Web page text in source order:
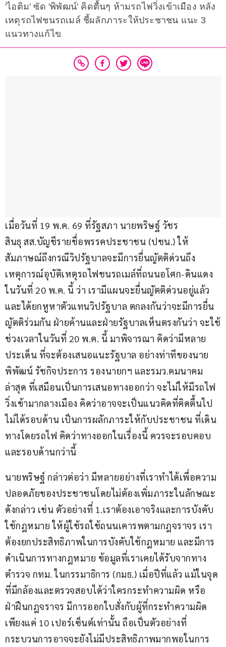
'ไอติม' ซัด 'พิพัฒน์' คิดตื้นๆ ห้ามรถไฟวิ่งเข้าเมือง หลัง
เหตุรถไฟชนรถเมล์ ชี้ผลักภาระให้ประชาชน แนะ 3
แนวทางแก้ไข
เมื่อวันที่ 19 พ.ค. 69 ที่รัฐสภา นายพริษฐ์ วัชร
สินธุ สส.บัญชีรายชื่อพรรคประชาชน (ปชน.) ให้
สัมภาษณ์ถึงกรณีวิปรัฐบาลจะมีการยื่นญัตติด่วนถึง
เหตุการณ์อุบัติเหตุรถไฟชนรถเมล์ที่ถนนอโศก-ดินแดง
ในวันที่ 20 พ.ค. นี้ ว่า เรามีแผนจะยื่นญัตติด่วนอยู่แล้ว
และได้ยกหูหาตัวแทนวิปรัฐบาล ตกลงกันว่าจะมีการยื่น
ญัตติร่วมกัน ฝ่ายค้านและฝ่ายรัฐบาลเห็นตรงกันว่า จะใช้
ช่วงเวลาในวันที่ 20 พ.ค. นี้ มาพิจารณา คิดว่ามีหลาย
ประเด็น ที่จะต้องเสนอแนะรัฐบาล อย่างท่าทีของนาย
พิพัฒน์ รัชกิจประการ รองนายกฯ และรมว.คมนาคม
ล่าสุด ที่เสมือนเป็นการเสนอทางออกว่า จะไม่ให้มีรถไฟ
วิ่งเข้ามากลางเมือง คิดว่าอาจจะเป็นแนวคิดที่คิดตื้นไป
ไม่ได้รอบด้าน เป็นการผลักภาระให้กับประชาชน ที่เดิน
ทางโดยรถไฟ คิดว่าทางออกในเรื่องนี้ ควรจะรอบคอบ
และรอบด้านกว่านี้
นายพริษฐ์ กล่าวต่อว่า มีหลายอย่างที่เราทำได้เพื่อความ
ปลอดภัยของประชาชนโดยไม่ต้องเพิ่มภาระในลักษณะ
ดังกล่าว เช่น ตัวอย่างที่ 1.เราต้องเอาจริงและการบังคับ
ใช้กฎหมาย ให้ผู้ใช้รถใช้ถนนเคารพตามกฎจราจร เรา
ต้องยกประสิทธิภาพในการบังคับใช้กฎหมาย และมีการ
ดำเนินการทางกฎหมาย ข้อมูลที่เราเคยได้รับจากทาง
ตำรวจ กทม. ในกรรมาธิการ (กมธ.) เมื่อปีที่แล้ว แม้ในจุด
ที่มีกล้องและตรวจสอบได้ว่าใครกระทำความผิด หรือ
ฝ่าฝืนกฎจราจร มีการออกใบสั่งกับผู้ที่กระทำความผิด
เพียงแค่ 10 เปอร์เซ็นต์เท่านั้น ถือเป็นตัวอย่างที่
กระบวนการอาจจะยังไม่มีประสิทธิภาพมากพอในการ